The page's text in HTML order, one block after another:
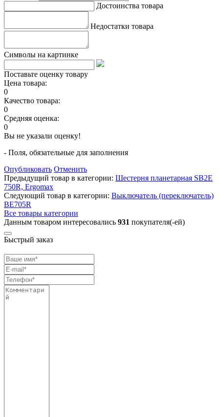
Достоинства товара
Недостатки товара
Символы на картинке
Поставьте оценку товару
Цена товара:
0
Качество товара:
0
Средняя оценка:
0
Вы не указали оценку!
- Поля, обязательные для заполнения
Опубликовать Отменить
Предыдущий товар в категории: Шестерня планетарная SB2E
750R, Ergomax
Следующий товар в категории: Выключатель (переключатель)
BE705R
Все товары категории
Данным товаром интересовались 931 покупателя(-ей)
Быстрый заказ